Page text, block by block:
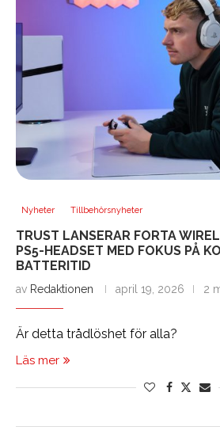
Nyheter Tillbehörsnyheter
TRUST LANSERAR FORTA
PS5-HEADSET MED FOKUS PÅ
BATTERITID
av Redaktionen april 19, 2026 2
Är detta trådlöshet för alla?
Läs mer